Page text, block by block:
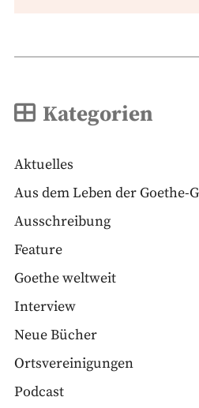
Kategorien
Aktuelles
Aus dem Leben der Goethe-
Ausschreibung
Feature
Goethe weltweit
Interview
Neue Bücher
Ortsvereinigungen
Podcast